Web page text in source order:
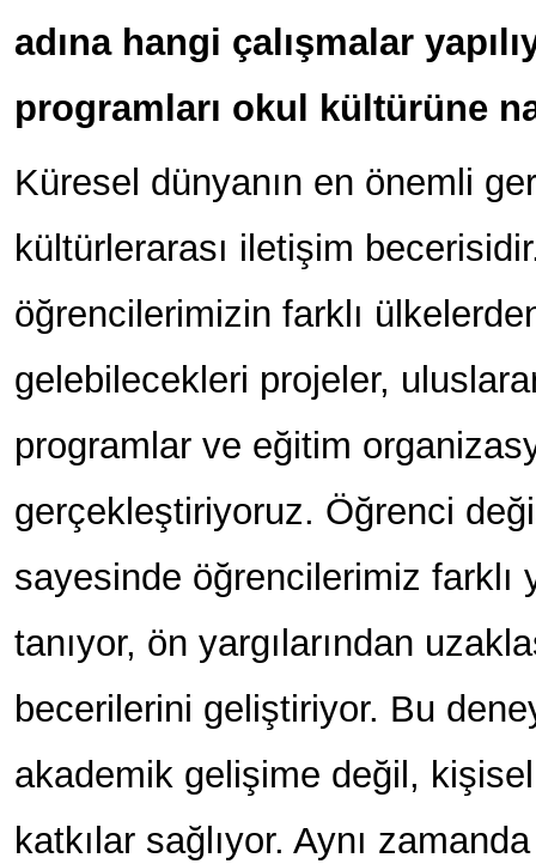
adına hangi çalışmalar
programları okul kültürüne
Küresel dünyanın en önemli
kültürlerarası iletişim
öğrencilerimizin farklı
gelebilecekleri projeler,
programlar ve eğitim
gerçekleştiriyoruz. Öğrenci
sayesinde öğrencilerimiz farklı
tanıyor, ön yargılarından
becerilerini geliştiriyor. Bu
akademik gelişime değil,
katkılar sağlıyor. Aynı